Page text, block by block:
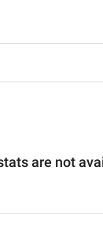
are not